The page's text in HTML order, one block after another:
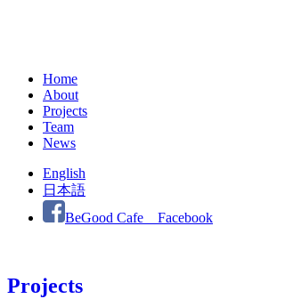
Home
About
Projects
Team
News
English
日本語
BeGood Cafe Facebook
Projects